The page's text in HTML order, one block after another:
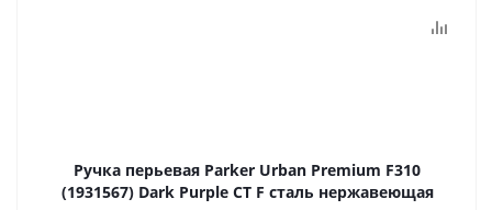
Ручка перьевая Parker Urban Premium F310
(1931567) Dark Purple CT F сталь нержавеющая